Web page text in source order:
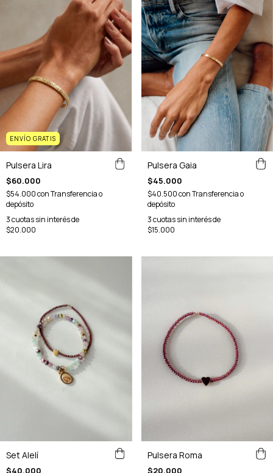
ENVÍO GRATIS
Pulsera Lira
$60.000
$54.000conTransferencia o
depósito
3cuotas sin interés de
$20.000
Pulsera Gaia
$45.000
$40.500conTransferencia o
depósito
3cuotas sin interés de
$15.000
Set Alelí
$40.000
Pulsera Roma